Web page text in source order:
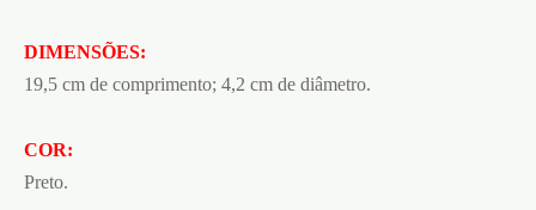
DIMENSÕES:
19,5 cm de comprimento; 4,2 cm de diâmetro.
COR:
Preto.